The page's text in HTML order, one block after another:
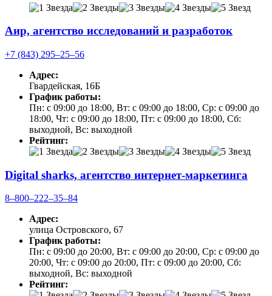
Аир, агентство исследований и разработок
+7 (843) 295‒25‒56
Адрес:
Гвардейская, 16Б
График работы:
Пн: с 09:00 до 18:00, Вт: с 09:00 до 18:00, Ср: с 09:00 до
18:00, Чт: с 09:00 до 18:00, Пт: с 09:00 до 18:00, Сб:
выходной, Вс: выходной
Рейтинг:
Digital sharks, агентство интернет-маркетинга
8‒800‒222‒35‒84
Адрес:
улица Островского, 67
График работы:
Пн: с 09:00 до 20:00, Вт: с 09:00 до 20:00, Ср: с 09:00 до
20:00, Чт: с 09:00 до 20:00, Пт: с 09:00 до 20:00, Сб:
выходной, Вс: выходной
Рейтинг: